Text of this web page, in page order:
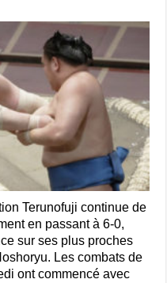
Terunofuji continue de
en passant à 6-0,
sur ses plus proches
Les combats de
ont commencé avec